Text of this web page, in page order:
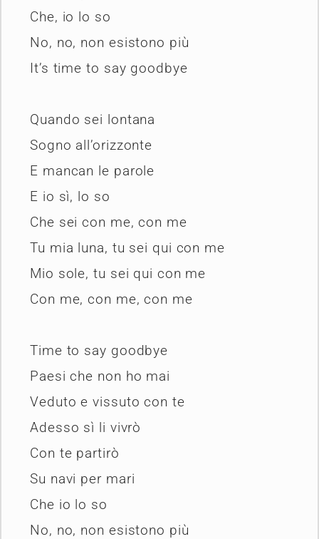
Che, io lo so
No, no, non esistono più
It’s time to say goodbye
Quando sei lontana
Sogno all’orizzonte
E mancan le parole
E io sì, lo so
Che sei con me, con me
Tu mia luna, tu sei qui con me
Mio sole, tu sei qui con me
Con me, con me, con me
Time to say goodbye
Paesi che non ho mai
Veduto e vissuto con te
Adesso sì li vivrò
Con te partirò
Su navi per mari
Che io lo so
No, no, non esistono più